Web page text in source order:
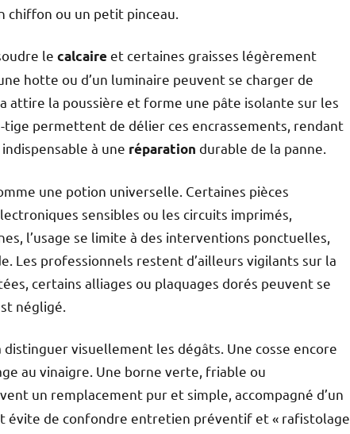
chiffon ou un petit pinceau.
le calcaireet certaines graisses légèrement
hotte ou d’un luminaire peuvent se charger de
attire la poussière et forme une pâte isolante sur les
permettent de délier ces encrassements, rendant
à une réparation durable de la panne.
une potion universelle. Certaines pièces
sensibles ou les circuits imprimés,
l’usage se limite à des interventions ponctuelles,
Les professionnels restent d’ailleurs vigilants sur la
certains alliages ou plaquages dorés peuvent se
négligé.
visuellement les dégâts. Une cosse encore
au vinaigre. Une borne verte, friable ou
un remplacement pur et simple, accompagné d’un
évite de confondre entretien préventif et « rafistolage